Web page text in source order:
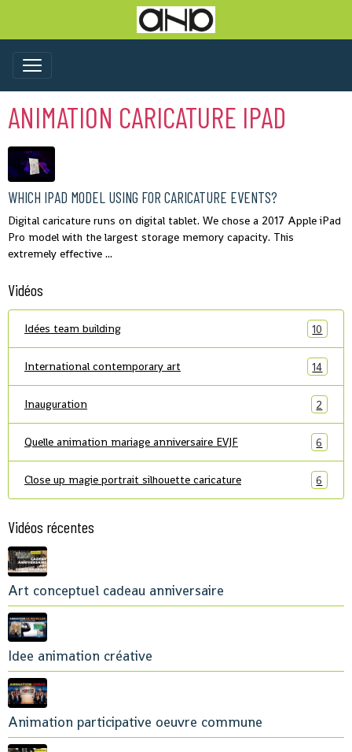
ANIMATION CARICATURE IPAD
WHICH IPAD MODEL USING FOR CARICATURE EVENTS?
Digital caricature runs on digital tablet. We chose a 2017 Apple iPad
Pro model with the largest storage memory capacity. This
extremely effective ...
Vidéos
Idées team building 10
International contemporary art 14
Inauguration 2
Quelle animation mariage anniversaire EVJF 6
Close up magie portrait silhouette caricature 6
Vidéos récentes
Art conceptuel cadeau anniversaire
Idee animation créative
Animation participative oeuvre commune